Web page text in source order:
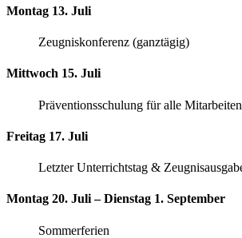
Montag 13. Juli
Zeugniskonferenz (ganztägig)
Mittwoch 15. Juli
Präventionsschulung für alle
Freitag 17. Juli
Letzter Unterrichtstag &
Montag 20. Juli – Dienstag 1. September
Sommerferien